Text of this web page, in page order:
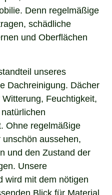
Denn regelmäßige
schädliche
und Oberflächen
unseres
Dachreinigung. Dächer
Feuchtigkeit,
Ohne regelmäßige
aussehen,
und den Zustand der
Unsere
wird mit dem nötigen
Blick für Material